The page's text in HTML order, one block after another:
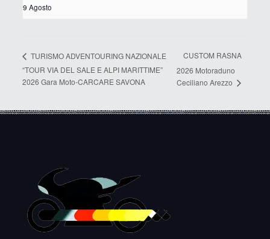
9 Agosto
TURISMO ADVENTOURING NAZIONALE
“TOUR VIA DEL SALE E ALPI MARITTIME”
2026 Gara Moto-CARCARE SAVONA
CUSTOM RASNA
2026 Motoraduno
Ceciliano Arezzo